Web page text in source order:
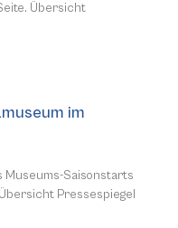
Übersicht
im
Museums-Saisonstarts
Pressespiegel